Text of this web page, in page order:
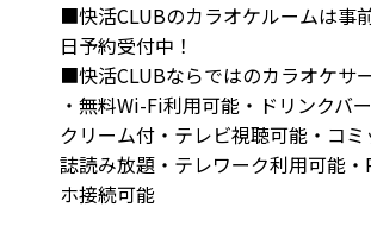
■快活CLUBのカラオケルームは事
日予約受付中！
■快活CLUBならではのカラオケサ
・無料Wi-Fi利用可能・ドリンクバ
クリーム付・テレビ視聴可能・コミ
誌読み放題・テレワーク利用可能・
ホ接続可能